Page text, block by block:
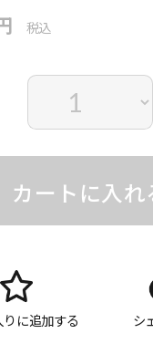
税込
カートに入れ
に追加する シ